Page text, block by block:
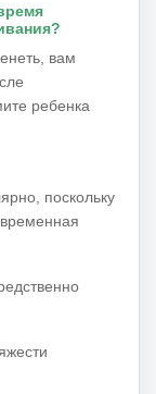
вам
ребенка
поскольку